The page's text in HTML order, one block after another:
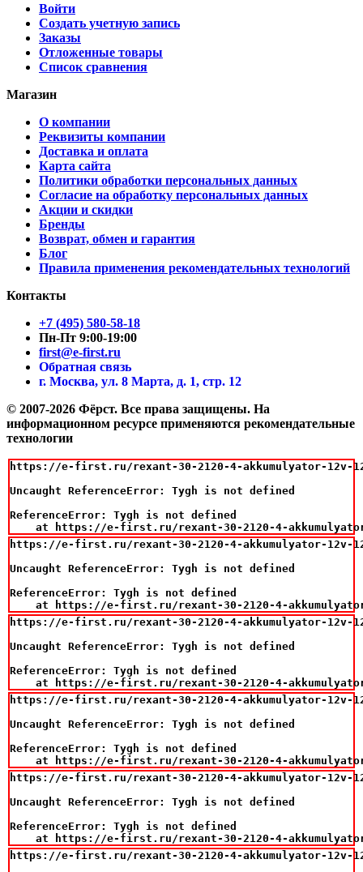
Войти
Создать учетную запись
Заказы
Отложенные товары
Список сравнения
Магазин
О компании
Реквизиты компании
Доставка и оплата
Карта сайта
Политики обработки персональных данных
Согласие на обработку персональных данных
Акции и скидки
Бренды
Возврат, обмен и гарантия
Блог
Правила применения рекомендательных технологий
Контакты
+7 (495) 580-58-18
Пн-Пт 9:00-19:00
first@e-first.ru
Обратная связь
г. Москва, ул. 8 Марта, д. 1, стр. 12
© 2007-2026 Фёрст. Все права защищены. На
информационном ресурсе применяются рекомендательные
технологии
https://e-first.ru/rexant-30-2120-4-akkumulyator-12v-
Uncaught ReferenceError: Tygh is not defined
ReferenceError: Tygh is not defined
at https://e-first.ru/rexant-30-2120-4-
https://e-first.ru/rexant-30-2120-4-akkumulyator-12v-12-
Uncaught ReferenceError: Tygh is not defined
ReferenceError: Tygh is not defined
at https://e-first.ru/rexant-30-2120-4-
https://e-first.ru/rexant-30-2120-4-akkumulyator-12v-
Uncaught ReferenceError: Tygh is not defined
ReferenceError: Tygh is not defined
at https://e-first.ru/rexant-30-2120-4-
https://e-first.ru/rexant-30-2120-4-akkumulyator-12v-
Uncaught ReferenceError: Tygh is not defined
ReferenceError: Tygh is not defined
at https://e-first.ru/rexant-30-2120-4-
https://e-first.ru/rexant-30-2120-4-akkumulyator-12v-
Uncaught ReferenceError: Tygh is not defined
ReferenceError: Tygh is not defined
at https://e-first.ru/rexant-30-2120-4-
https://e-first.ru/rexant-30-2120-4-akkumulyator-12v-